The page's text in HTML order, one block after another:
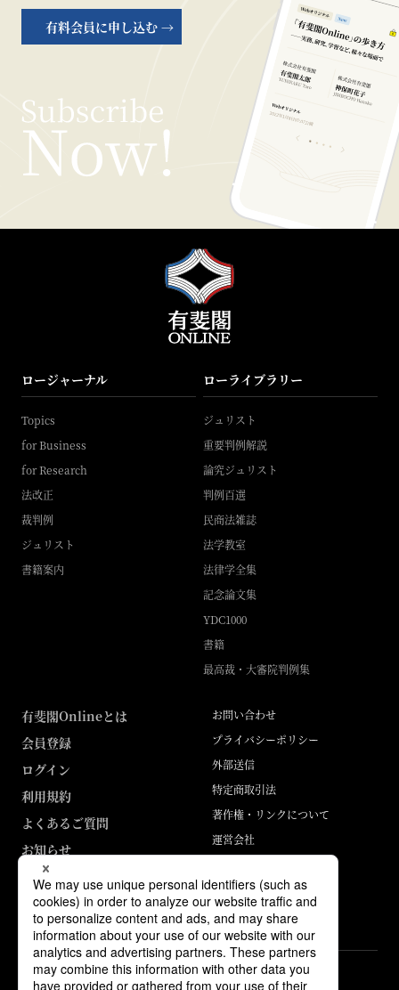
有料会員に申し込む →
ロージャーナル
Topics
for Business
for Research
法改正
裁判例
ジュリスト
書籍案内
ローライブラリー
ジュリスト
重要判例解説
論究ジュリスト
判例百選
民商法雑誌
法学教室
法律学全集
記念論文集
YDC1000
書籍
最高裁・大審院判例集
有斐閣Onlineとは
会員登録
ログイン
利用規約
よくあるご質問
お知らせ
お問い合わせ
プライバシーポリシー
外部送信
特定商取引法
著作権・リンクについて
運営会社